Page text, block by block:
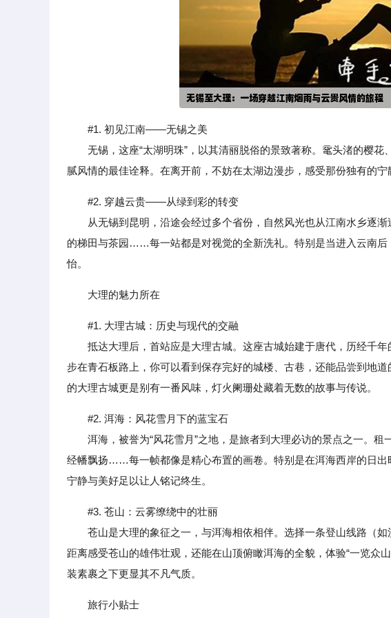
#1. 初见江南——无锡之美
无锡，这座“太湖明珠”，以其清丽脱俗的景致著称。鼋头渚的樱
腻风情的最佳诠释。在离开前，不妨在太湖边漫步，感受那份独有的宁
#2. 穿越云贵——从绿到彩的转变
从无锡到昆明，沿途会经过多个省份，自然风光也从江南水乡逐渐
的梯田与茶园……每一站都是对视觉的全新洗礼。特别是当进入云南
怡。
大理的魅力所在
#1. 大理古城：历史与现代的交融
抵达大理后，首站应是大理古城。这座古城始建于唐代，历经千年
步在青石板路上，你可以看到保存完好的城楼、古巷，还能品尝到地
的大理古城更是别有一番风味，灯火阑珊处藏着无数的故事与传说。
#2. 洱海：风花雪月下的蓝宝石
洱海，被誉为“风花雪月”之地，是旅者到大理必访的景点之一。租
经幡飘扬……每一帧都像是精心布置的画卷。特别是在洱海西岸的日出
宁静与美好足以让人铭记终生。
#3. 苍山：云雾缭绕中的壮丽
苍山是大理的象征之一，与洱海相依相伴。选择一条登山线路（如
距离感受苍山的雄伟壮观，还能在山顶俯瞰洱海的全貌，体验“一览众
装素裹之下更显其不凡气质。
旅行小贴士